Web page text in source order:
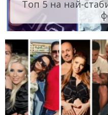
Топ 5 на най-